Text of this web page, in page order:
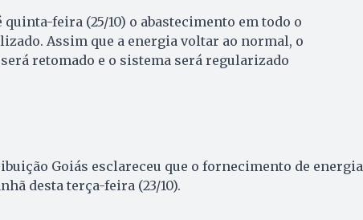
quinta-feira (25/10) o abastecimento em todo o
Assim que a energia voltar ao normal, o
retomado e o sistema será regularizado
Goiás esclareceu que o fornecimento de energia
desta terça-feira (23/10).